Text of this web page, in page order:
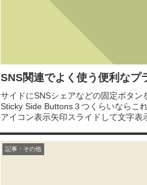
SNS関連でよく使う便利なプ
サイドにSNSシェアなどの固定ボタン
Sticky Side Buttons３つくらいならこ
アイコン表示矢印スライドして文字表
記事・その他